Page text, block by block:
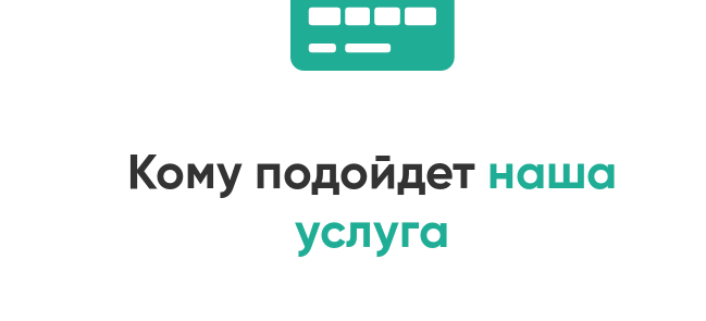
Кому подойдет наша
услуга